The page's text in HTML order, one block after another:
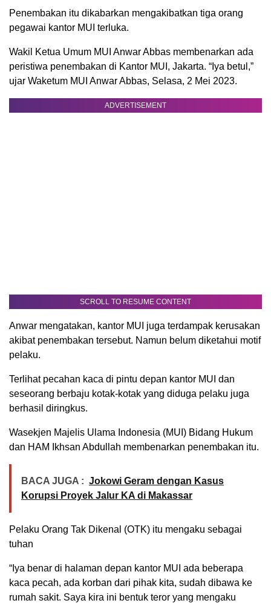
Penembakan itu dikabarkan mengakibatkan tiga orang
pegawai kantor MUI terluka.
Wakil Ketua Umum MUI Anwar Abbas membenarkan ada
peristiwa penembakan di Kantor MUI, Jakarta. “Iya betul,”
ujar Waketum MUI Anwar Abbas, Selasa, 2 Mei 2023.
ADVERTISEMENT
SCROLL TO RESUME CONTENT
Anwar mengatakan, kantor MUI juga terdampak kerusakan
akibat penembakan tersebut. Namun belum diketahui motif
pelaku.
Terlihat pecahan kaca di pintu depan kantor MUI dan
seseorang berbaju kotak-kotak yang diduga pelaku juga
berhasil diringkus.
Wasekjen Majelis Ulama Indonesia (MUI) Bidang Hukum
dan HAM Ikhsan Abdullah membenarkan penembakan itu.
BACA JUGA : Jokowi Geram dengan Kasus
Korupsi Proyek Jalur KA di Makassar
Pelaku Orang Tak Dikenal (OTK) itu mengaku sebagai
tuhan
“Iya benar di halaman depan kantor MUI ada beberapa
kaca pecah, ada korban dari pihak kita, sudah dibawa ke
rumah sakit. Saya kira ini bentuk teror yang mengaku